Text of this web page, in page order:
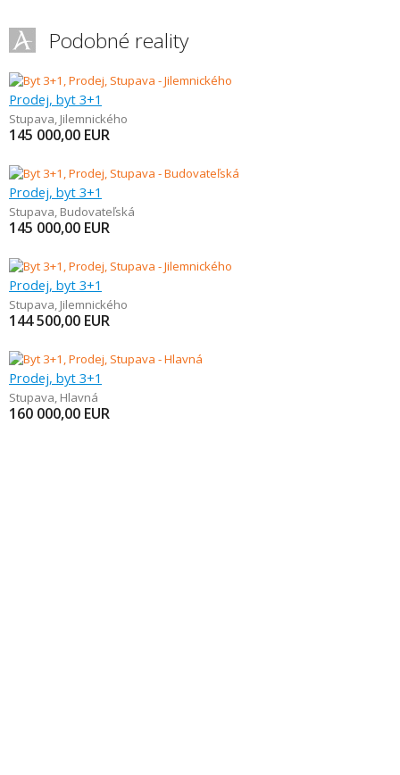
Podobné reality
Prodej, byt 3+1
Stupava, Jilemnického
145 000,00 EUR
Prodej, byt 3+1
Stupava, Budovateľská
145 000,00 EUR
Prodej, byt 3+1
Stupava, Jilemnického
144 500,00 EUR
Prodej, byt 3+1
Stupava, Hlavná
160 000,00 EUR